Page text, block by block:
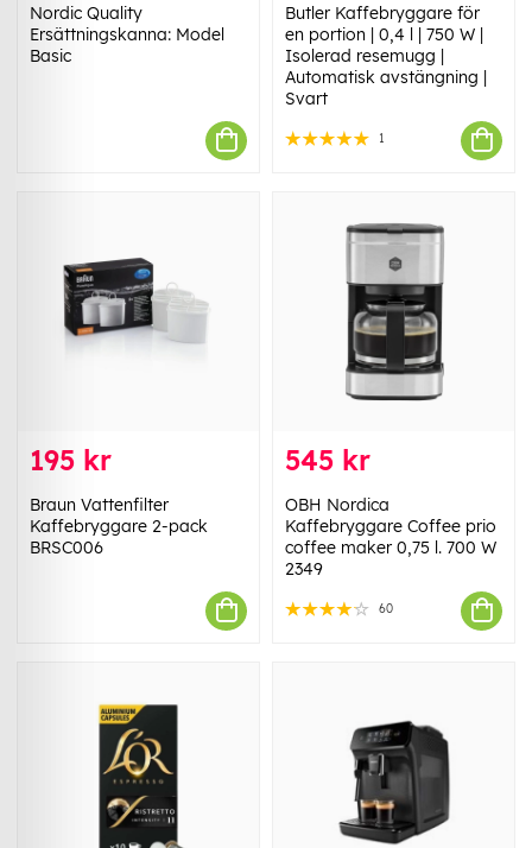
Nordic Quality
Ersättningskanna: Model
Basic
Butler Kaffebryggare för
en portion | 0,4 l | 750 W |
Isolerad resemugg |
Automatisk avstängning |
Svart
1
195 kr
Braun Vattenfilter
Kaffebryggare 2-pack
BRSC006
545 kr
OBH Nordica
Kaffebryggare Coffee prio
coffee maker 0,75 l. 700 W
2349
60